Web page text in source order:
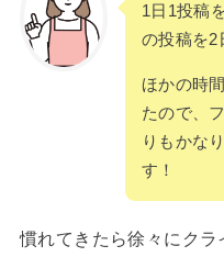
1日1投稿
の投稿を2
ほかの時
たので、
りもかな
す！
慣れてきたら徐々にク